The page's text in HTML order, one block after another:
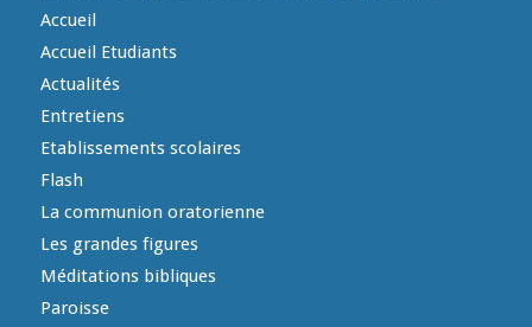
Accueil
Accueil Etudiants
Actualités
Entretiens
Etablissements scolaires
Flash
La communion oratorienne
Les grandes figures
Méditations bibliques
Paroisse